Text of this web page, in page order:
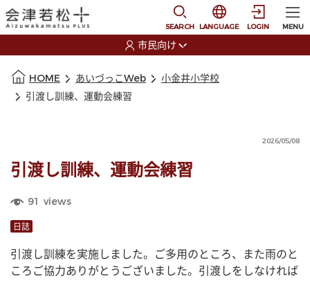
SEARCH
選択すると言語の切
LANGUAGE LOGIN MENU
市民向け
HOME あいづっこWeb
小金井小学校
引渡し訓練、運動会練習
2026/05/08
引渡し訓練、運動会練習
91 views
日誌
引渡し訓練を実施しました。ご多用のところ、また雨のと
ころご協力ありがとうございました。引渡しをしなければ